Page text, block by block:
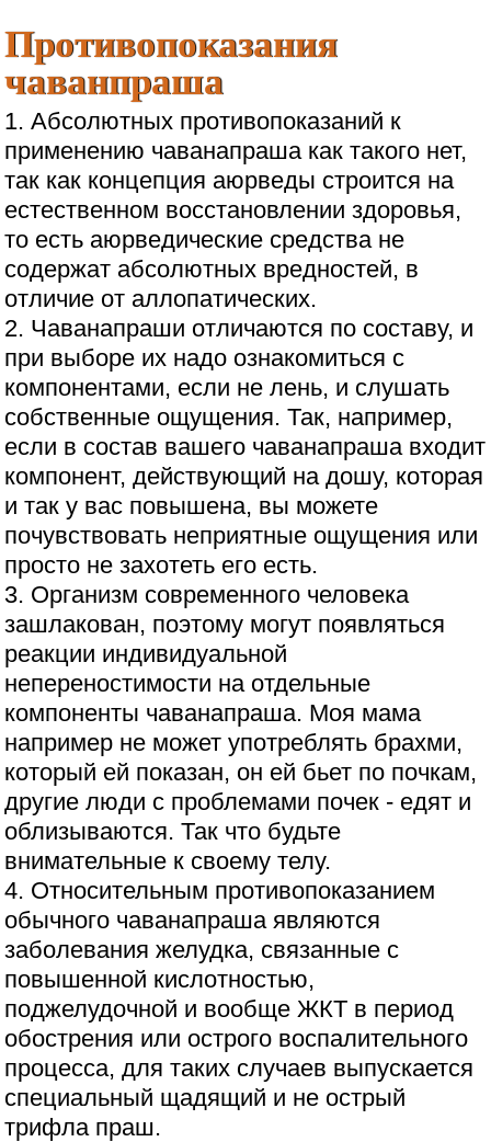
Противопоказания
чаванпраша
1. Абсолютных противопоказаний к
применению чаванапраша как такого нет,
так как концепция аюрведы строится на
естественном восстановлении здоровья,
то есть аюрведические средства не
содержат абсолютных вредностей, в
отличие от аллопатических.
2. Чаванапраши отличаются по составу, и
при выборе их надо ознакомиться с
компонентами, если не лень, и слушать
собственные ощущения. Так, например,
если в состав вашего чаванапраша входит
компонент, действующий на дошу, которая
и так у вас повышена, вы можете
почувствовать неприятные ощущения или
просто не захотеть его есть.
3. Организм современного человека
зашлакован, поэтому могут появляться
реакции индивидуальной
непереностимости на отдельные
компоненты чаванапраша. Моя мама
например не может употреблять брахми,
который ей показан, он ей бьет по почкам,
другие люди с проблемами почек - едят и
облизываются. Так что будьте
внимательные к своему телу.
4. Относительным противопоказанием
обычного чаванапраша являются
заболевания желудка, связанные с
повышенной кислотностью,
поджелудочной и вообще ЖКТ в период
обострения или острого воспалительного
процесса, для таких случаев выпускается
специальный щадящий и не острый
трифла праш.